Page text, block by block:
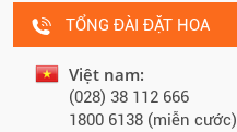
TỔNG ĐÀI ĐẶT HOA
Việt nam:
(028) 38 112 666
1800 6138 (miễn cước)